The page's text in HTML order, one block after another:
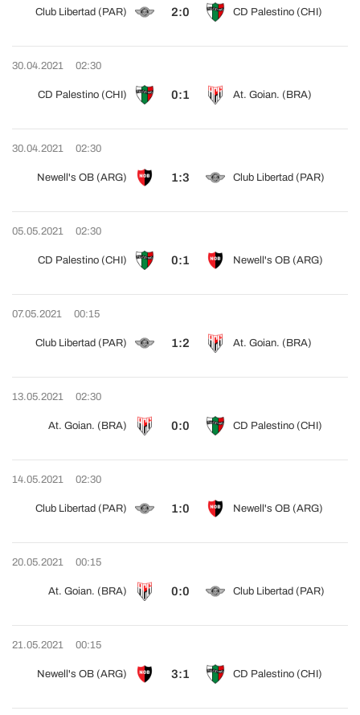
Club Libertad (PAR) 2:0 CD Palestino (CHI)
30.04.2021 02:30
CD Palestino (CHI) 0:1 At. Goian. (BRA)
30.04.2021 02:30
Newell's OB (ARG) 1:3 Club Libertad (PAR)
05.05.2021 02:30
CD Palestino (CHI) 0:1 Newell's OB (ARG)
07.05.2021 00:15
Club Libertad (PAR) 1:2 At. Goian. (BRA)
13.05.2021 02:30
At. Goian. (BRA) 0:0 CD Palestino (CHI)
14.05.2021 02:30
Club Libertad (PAR) 1:0 Newell's OB (ARG)
20.05.2021 00:15
At. Goian. (BRA) 0:0 Club Libertad (PAR)
21.05.2021 00:15
Newell's OB (ARG) 3:1 CD Palestino (CHI)